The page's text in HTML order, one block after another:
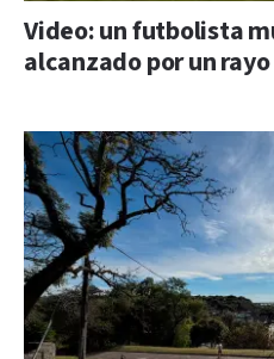
Video: un futbolista
alcanzado por un